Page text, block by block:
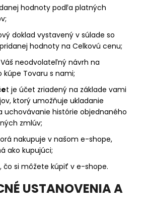
hodnoty podľa platných
doklad vystavený v súlade so
hodnoty na Celkovú cenu;
neodvolateľný návrh na
Tovaru s nami;
t je účet zriadený na základe vami
ktorý umožňuje ukladanie
uchovávanie histórie objednaného
zmlúv;
nakupuje v našom e-shope,
ako kupujúci;
čo si môžete kúpiť v e-shope.
USTANOVENIA A